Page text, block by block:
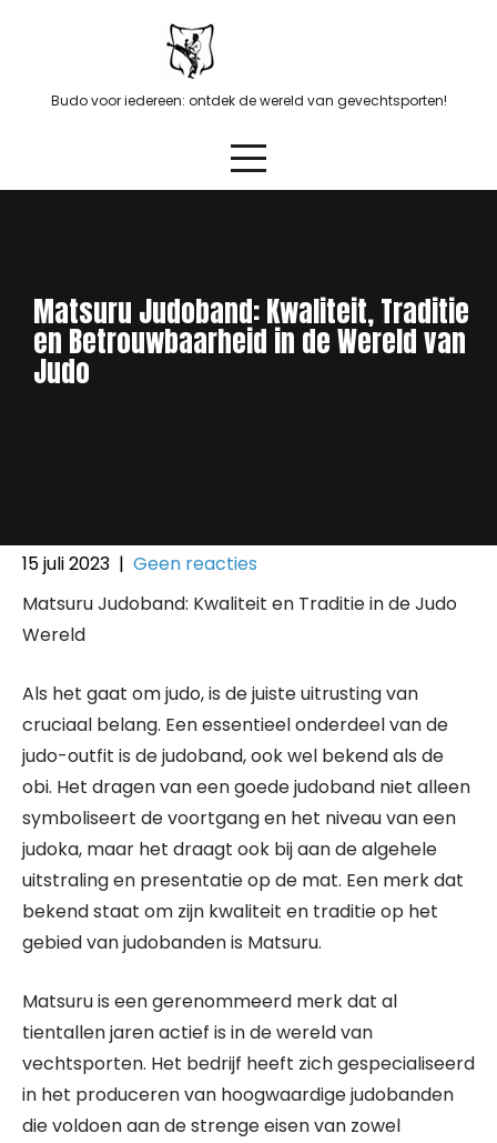
Budo voor iedereen: ontdek de wereld van gevechtsporten!
Matsuru Judoband: Kwaliteit, Traditie
en Betrouwbaarheid in de Wereld van
Judo
15 juli 2023 | Geen reacties
Matsuru Judoband: Kwaliteit en Traditie in de Judo
Wereld
Als het gaat om judo, is de juiste uitrusting van
cruciaal belang. Een essentieel onderdeel van de
judo-outfit is de judoband, ook wel bekend als de
obi. Het dragen van een goede judoband niet alleen
symboliseert de voortgang en het niveau van een
judoka, maar het draagt ook bij aan de algehele
uitstraling en presentatie op de mat. Een merk dat
bekend staat om zijn kwaliteit en traditie op het
gebied van judobanden is Matsuru.
Matsuru is een gerenommeerd merk dat al
tientallen jaren actief is in de wereld van
vechtsporten. Het bedrijf heeft zich gespecialiseerd
in het produceren van hoogwaardige judobanden
die voldoen aan de strenge eisen van zowel